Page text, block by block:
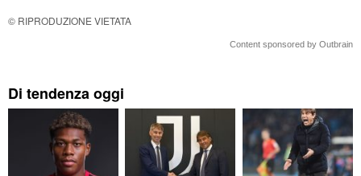
© RIPRODUZIONE VIETATA
Content sponsored by Outbrain
Di tendenza oggi